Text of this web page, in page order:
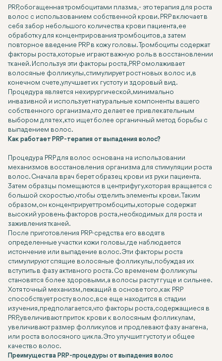
PRP, обогащенная тромбоцитами плазма, - это терапия для роста
волос с использованием собственной крови. PRP включает в
себя забор небольшого количества крови пациента, ее
обработку для концентрирования тромбоцитов, а затем
повторное введение PRP в кожу головы. Тромбоциты содержат
факторы роста, которые играют важную роль в восстановлении
тканей. Используя эти факторы роста, PRP омолаживает
волосяные фолликулы, стимулирует рост новых волос и, в
конечном счете, улучшает их густоту и здоровый вид.
Процедура является нехирургической, минимально
инвазивной и использует натуральные компоненты вашего
собственного организма, что делает ее привлекательным
выбором для тех, кто ищет более органичный метод борьбы с
выпадением волос.
Как работает PRP-терапия от выпадения волос?
Процедура PRP для волос основана на использовании
механизмов восстановления организма для стимуляции роста
волос. Сначала врач берет образец крови из руки пациента.
Затем образцы помещаются в центрифугу, которая вращается с
большой скоростью, чтобы отделить элементы крови. Таким
образом, он концентрирует тромбоциты, которые содержат
высокий уровень факторов роста, необходимых для роста и
заживления тканей.
После приготовления PRP-средства его вводят в
определенные участки кожи головы, где наблюдается
истончение или выпадение волос. Эти факторы роста
стимулируют спящие волосяные фолликулы, побуждая их
вступить в фазу активного роста. Со временем фолликулы
становятся более здоровыми, а волосы растут гуще и сильнее.
Хотя точный механизм, лежащий в основе того, как PRP
способствует росту волос, все еще находится в стадии
изучения, предполагается, что факторы роста, содержащиеся в
PRP, увеличивают приток крови к волосяным фолликулам,
увеличивают размер фолликулов и продлевают фазу анагена,
или роста волосяного цикла. Это улучшит густоту и общее
качество волос.
Преимущества PRP-процедуры от выпадения волос